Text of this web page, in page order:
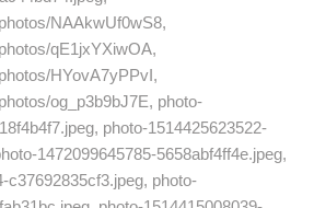
NAAkwUf0wS8,
qE1jxYXiwOA,
HYovA7yPPvI,
og_p3b9bJ7E, photo-
photo-1514425623522-
1472099645785-5658abf4ff4e.jpeg,
c37692835cf3.jpeg, photo-